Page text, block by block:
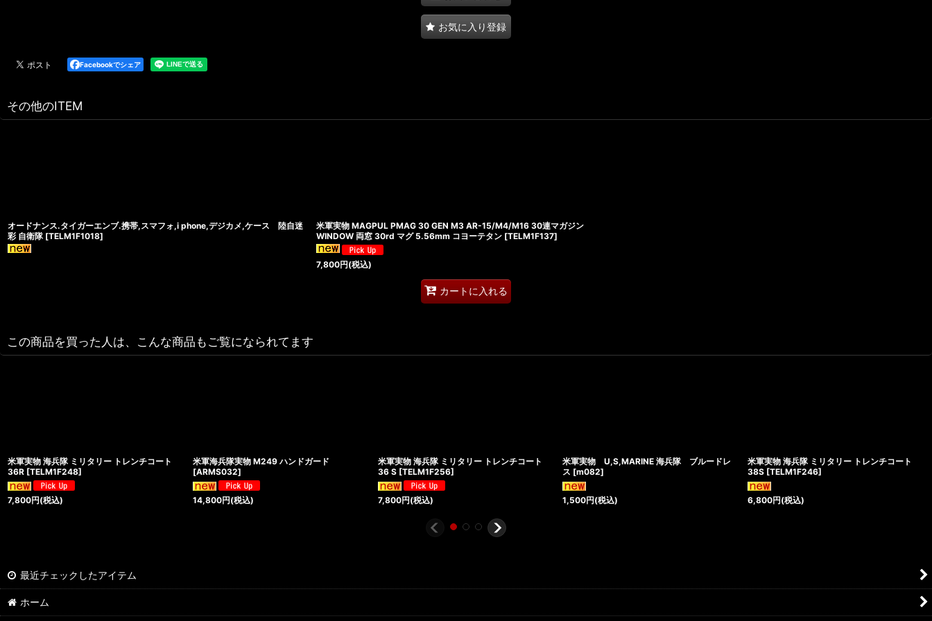
お気に入り登録
Facebookでシェア
その他のITEM
オードナンス.タイガーエンブ.携帯,スマフォ,i phone,デジカメ,ケース 陸自迷
彩 自衛隊 [TELM1F1018]
米軍実物 MAGPUL PMAG 30 GEN M3 AR-15/M4/M16 30連マガジン
WINDOW 両窓 30rd マグ 5.56mm コヨーテタン [TELM1F137]
7,800円(税込)
カートに入れる
この商品を買った人は、こんな商品もご覧になられてます
米軍実物 海兵隊 ミリタリー トレンチコート
36R [TELM1F248]
7,800円(税込)
米軍海兵隊実物 M249 ハンドガード
[ARMS032]
14,800円(税込)
米軍実物 海兵隊 ミリタリー トレンチコート
36 S [TELM1F256]
7,800円(税込)
米軍実物 U,S,MARINE 海兵隊 ブルードレ
ス [m082]
1,500円(税込)
米軍実物 海兵隊 ミリタリー トレンチコート
38S [TELM1F246]
6,800円(税込)
最近チェックしたアイテム
ホーム